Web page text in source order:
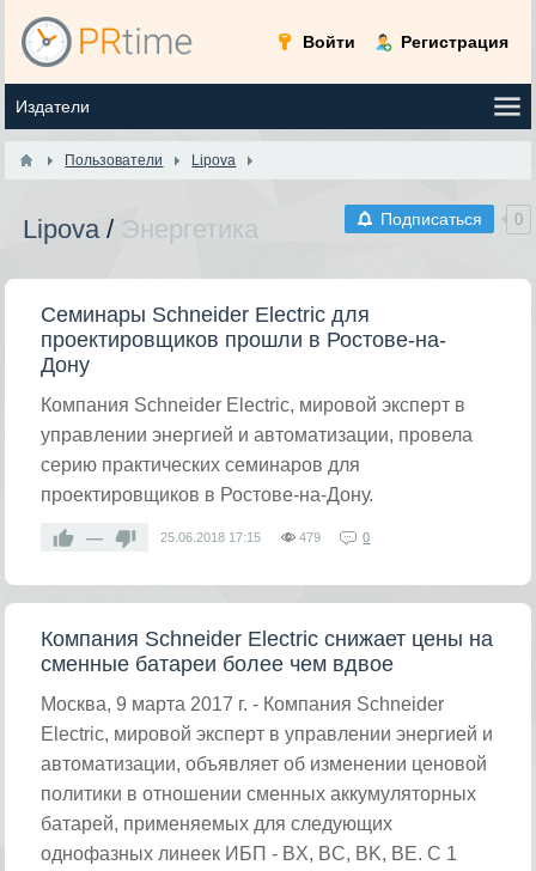
Войти Регистрация
Пользователи Lipova
Подписаться 0
Lipova/ Энергетика
Семинары Schneider Electric для
проектировщиков прошли в Ростове-на-
Дону
Компания Schneider Electric, мировой эксперт в
управлении энергией и автоматизации, провела
серию практических семинаров для
проектировщиков в Ростове-на-Дону.
— 25.06.2018 17:15 479 0
Компания Schneider Electric снижает цены на
сменные батареи более чем вдвое
Москва, 9 марта 2017 г. - Компания Schneider
Electric, мировой эксперт в управлении энергией и
автоматизации, объявляет об изменении ценовой
политики в отношении сменных аккумуляторных
батарей, применяемых для следующих
однофазных линеек ИБП - BX, BC, BK, BE. С 1